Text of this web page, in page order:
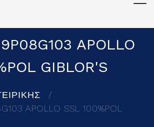
APOLLO
GIBLOR'S
APOLLO SSL 100%POL